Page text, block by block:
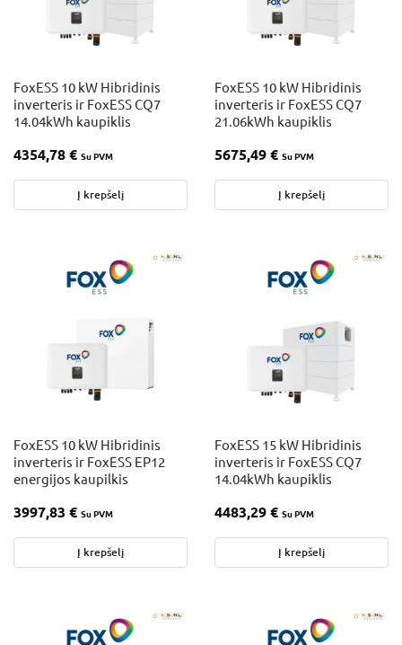
FoxESS 10 kW Hibridinis
inverteris ir FoxESS CQ7
14.04kWh kaupiklis
4354,78€ Su PVM
Į krepšelį
FoxESS 10 kW Hibridinis
inverteris ir FoxESS CQ7
21.06kWh kaupiklis
5675,49€ Su PVM
Į krepšelį
FoxESS 10 kW Hibridinis
inverteris ir FoxESS EP12
energijos kaupilkis
3997,83 € Su PVM
Į krepšelį
FoxESS 15 kW Hibridinis
inverteris ir FoxESS CQ7
14.04kWh kaupiklis
4483,29€ Su PVM
Į krepšelį